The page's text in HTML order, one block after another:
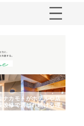
ナカモトがホテルや店
改修で選ばれ続ける理